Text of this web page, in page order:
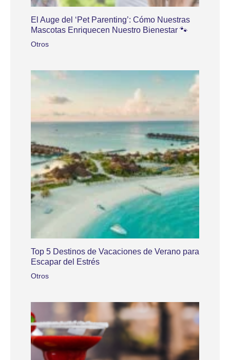
El Auge del ‘Pet Parenting’: Cómo Nuestras
Mascotas Enriquecen Nuestro Bienestar 🐾
Otros
Top 5 Destinos de Vacaciones de Verano para
Escapar del Estrés
Otros